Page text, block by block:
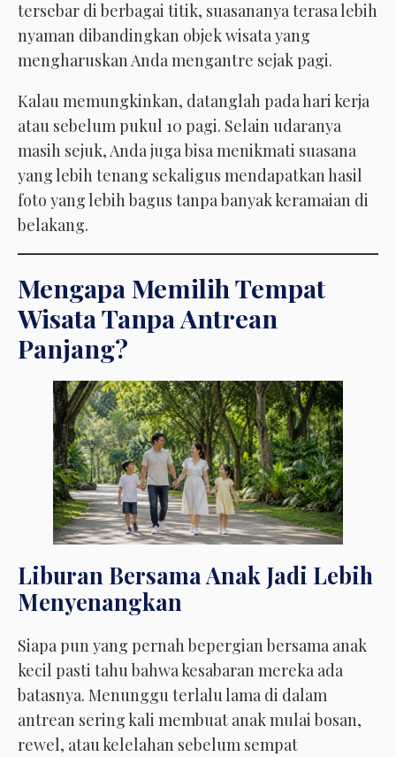
tersebar di berbagai titik, suasananya terasa lebih
nyaman dibandingkan objek wisata yang
mengharuskan Anda mengantre sejak pagi.
Kalau memungkinkan, datanglah pada hari kerja
atau sebelum pukul 10 pagi. Selain udaranya
masih sejuk, Anda juga bisa menikmati suasana
yang lebih tenang sekaligus mendapatkan hasil
foto yang lebih bagus tanpa banyak keramaian di
belakang.
Mengapa Memilih Tempat
Wisata Tanpa Antrean
Panjang?
Liburan Bersama Anak Jadi Lebih
Menyenangkan
Siapa pun yang pernah bepergian bersama anak
kecil pasti tahu bahwa kesabaran mereka ada
batasnya. Menunggu terlalu lama di dalam
antrean sering kali membuat anak mulai bosan,
rewel, atau kelelahan sebelum sempat